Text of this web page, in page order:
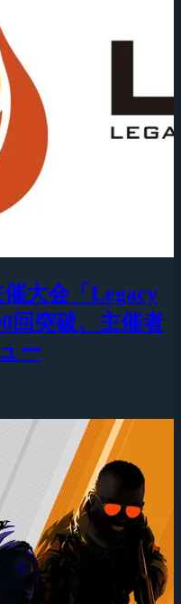
大会「Legacy
回突破、主催者
ー